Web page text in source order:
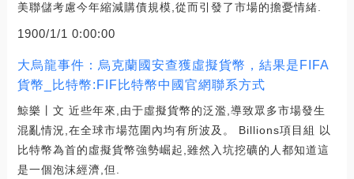
美聯儲考慮今年縮減購債規模,從而引發了市場的擔憂情緒.
1900/1/1 0:00:00
大烏龍事件：烏克蘭國安查獲虛擬貨幣，結果是FIFA
貨幣_比特幣:FIF比特幣中國官網聯系方式
鯨樂丨文 近些年來,由于虛擬貨幣的泛濫,導致眾多市場發生
混亂情況,在全球市場范圍內均有所波及。 Billions項目組 以
比特幣為首的虛擬貨幣強勢崛起,雖然入坑挖礦的人都知道這
是一個泡沫經濟,但.